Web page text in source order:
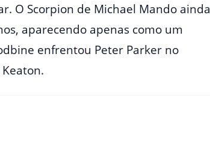
O Scorpion de Michael Mando ainda
aparecendo apenas como um
enfrentou Peter Parker no